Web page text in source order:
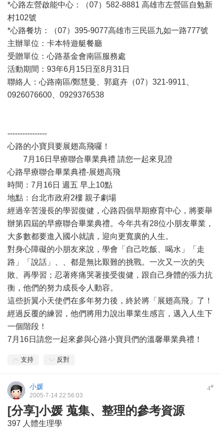
*心路左營啟能中心：（07）582-8881 高雄市左營區自勉新
村102號
*心路餐坊：（07）395-9077高雄市三民區九如一路777號
主辦單位：卡本特遊艇餐廳
受贈單位：心路基金會南區服務處
活動期間：93年6月15日至8月31日
聯絡人：心路南區/鄭慧曼、郭庭卉（07）321-9911、
0926076600、0929376538
----------------
心路的小寶貝要展翅高飛囉！
7月16日早療聯合畢業典禮 請您一起來見證
心路早療聯合畢業典禮-展翅高飛
時間：7月16日 週五 早上10點
地點：台北市政府2樓 親子劇場
經過辛苦漫長的學習復健，心路四個早期療育中心，將要舉
辦第四屆的早療聯合畢業典禮。今年共有28位小朋友畢業，
大多數都要進入國小就讀，迎向更寬廣的人生。
對身心障礙的小朋友來說，學會「自己吃飯、喝水」「走
路」「說話」、、都是無比艱難的挑戰。一次又一次的失
敗、再學習；忍著疼痛哭著接受復健，跟自己身體的張力抗
衡，他們的努力成長令人動容。
這些折翼小天使們在多年努力後，終於將「展翅高飛」了！
經過反覆的練習，他們將用力說出畢業生感言，邁入人生下
一個階段！
7月16日請您一起來參與心路小寶貝們的溫馨畢業典禮！
支持 反對
4#
小媛
2005-7-14 22:56:03
[分享]小媛 蒐集、整理的參考資源
397 人體生理學